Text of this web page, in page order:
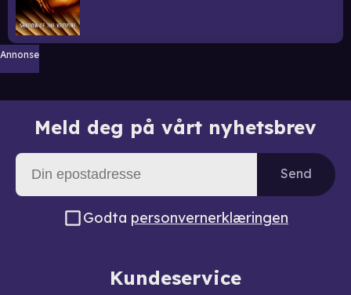
Annonse
Meld deg på vårt nyhetsbrev
Send
Godta personvernerklæringen
Kundeservice